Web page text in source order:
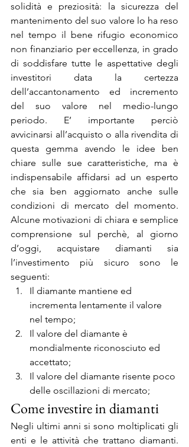
solidità e preziosità: la sicurezza del
mantenimento del suo valore lo ha reso
nel tempo il bene rifugio economico
non finanziario per eccellenza, in grado
di soddisfare tutte le aspettative degli
investitori data la certezza
dell’accantonamento ed incremento
del suo valore nel medio-lungo
periodo. E’ importante perciò
avvicinarsi all’acquisto o alla rivendita di
questa gemma avendo le idee ben
chiare sulle sue caratteristiche, ma è
indispensabile affidarsi ad un esperto
che sia ben aggiornato anche sulle
condizioni di mercato del momento.
Alcune motivazioni di chiara e semplice
comprensione sul perchè, al giorno
d’oggi, acquistare diamanti sia
l’investimento più sicuro sono le
seguenti:
Il diamante mantiene ed
incrementa lentamente il valore
nel tempo;
Il valore del diamante è
mondialmente riconosciuto ed
accettato;
Il valore del diamante risente poco
delle oscillazioni di mercato;
Come investire in diamanti
Negli ultimi anni si sono moltiplicati gli
enti e le attività che trattano diamanti.